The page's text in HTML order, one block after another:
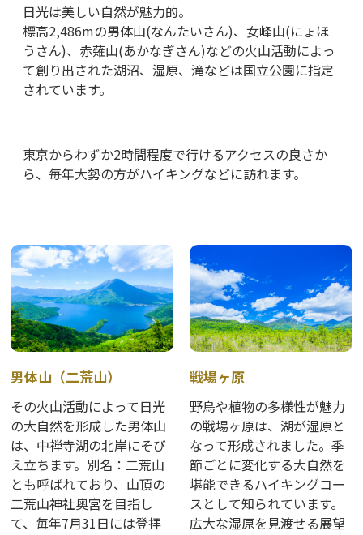
日光は美しい自然が魅力的。
標高2,486mの男体山(なんたいさん)、女峰山(にょほ
うさん)、赤薙山(あかなぎさん)などの火山活動によっ
て創り出された湖沼、湿原、滝などは国立公園に指定
されています。
東京からわずか2時間程度で行けるアクセスの良さか
ら、毎年大勢の方がハイキングなどに訪れます。
男体山（二荒山）
その火山活動によって日光
の大自然を形成した男体山
は、中禅寺湖の北岸にそび
え立ちます。別名：二荒山
とも呼ばれており、山頂の
二荒山神社奥宮を目指し
て、毎年7月31日には登拝
戦場ヶ原
野鳥や植物の多様性が魅力
の戦場ヶ原は、湖が湿原と
なって形成されました。季
節ごとに変化する大自然を
堪能できるハイキングコー
スとして知られています。
広大な湿原を見渡せる展望